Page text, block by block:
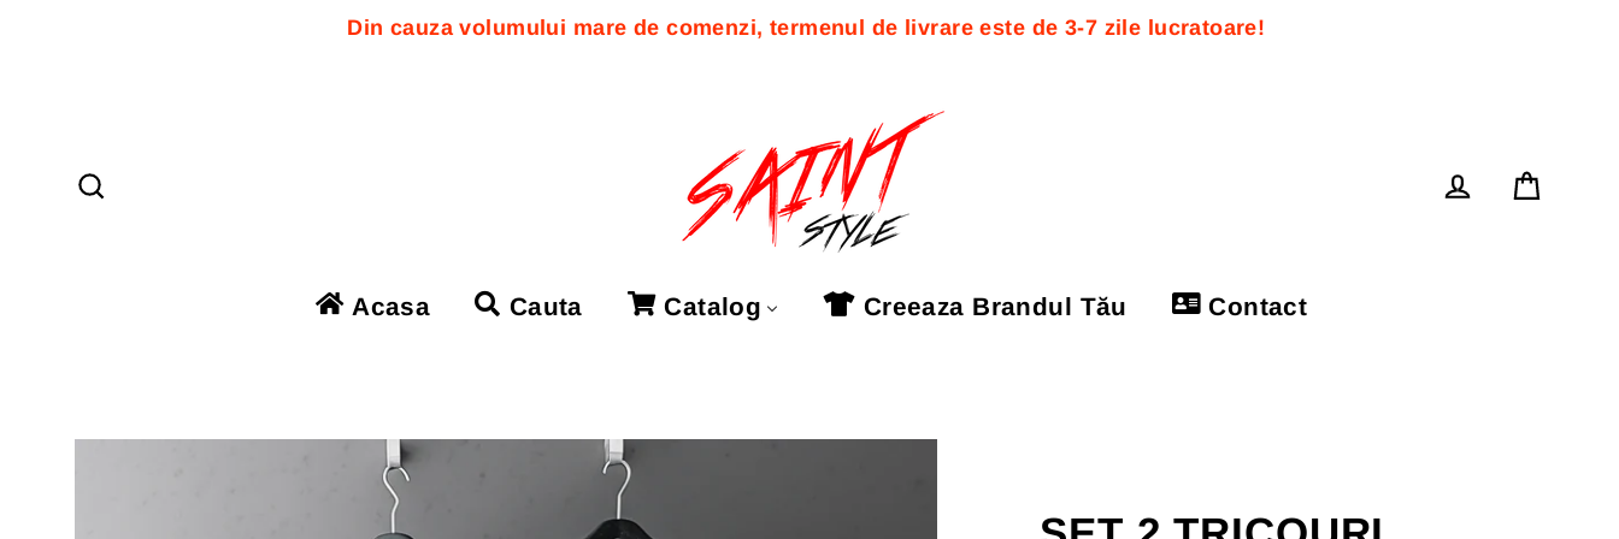
Din cauza volumului mare de comenzi, termenul de livrare este de 3-7 zile lucratoare!
Acasa Cauta Catalog Creeaza Brandul Tău Contact